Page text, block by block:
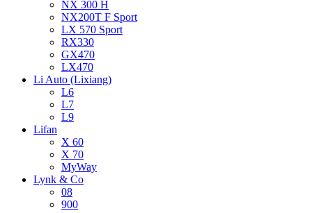
NX 300 H
NX200T F Sport
LX 570 Sport
RX330
GX470
LX470
Li Auto (Lixiang)
L6
L7
L9
Lifan
X 60
X 70
MyWay
Lynk & Co
08
900